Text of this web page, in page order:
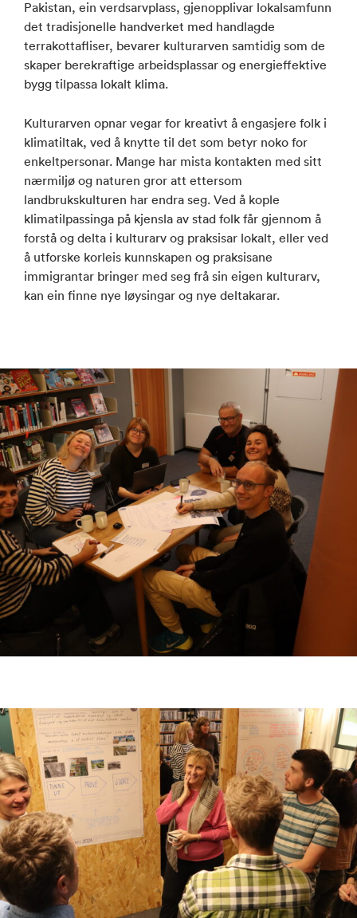
Pakistan, ein verdsarvplass, gjenopplivar lokalsamfunn
det tradisjonelle handverket med handlagde
terrakottafliser, bevarer kulturarven samtidig som de
skaper berekraftige arbeidsplassar og energieffektive
bygg tilpassa lokalt klima.
Kulturarven opnar vegar for kreativt å engasjere folk i
klimatiltak, ved å knytte til det som betyr noko for
enkeltpersonar. Mange har mista kontakten med sitt
nærmiljø og naturen gror att ettersom
landbrukskulturen har endra seg. Ved å kople
klimatilpassinga på kjensla av stad folk får gjennom å
forstå og delta i kulturarv og praksisar lokalt, eller ved
å utforske korleis kunnskapen og praksisane
immigrantar bringer med seg frå sin eigen kulturarv,
kan ein finne nye løysingar og nye deltakarar.